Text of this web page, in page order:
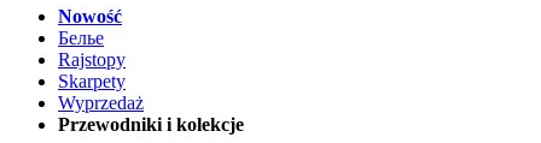
Nowość
Белье
Rajstopy
Skarpety
Wyprzedaż
Przewodniki i kolekcje